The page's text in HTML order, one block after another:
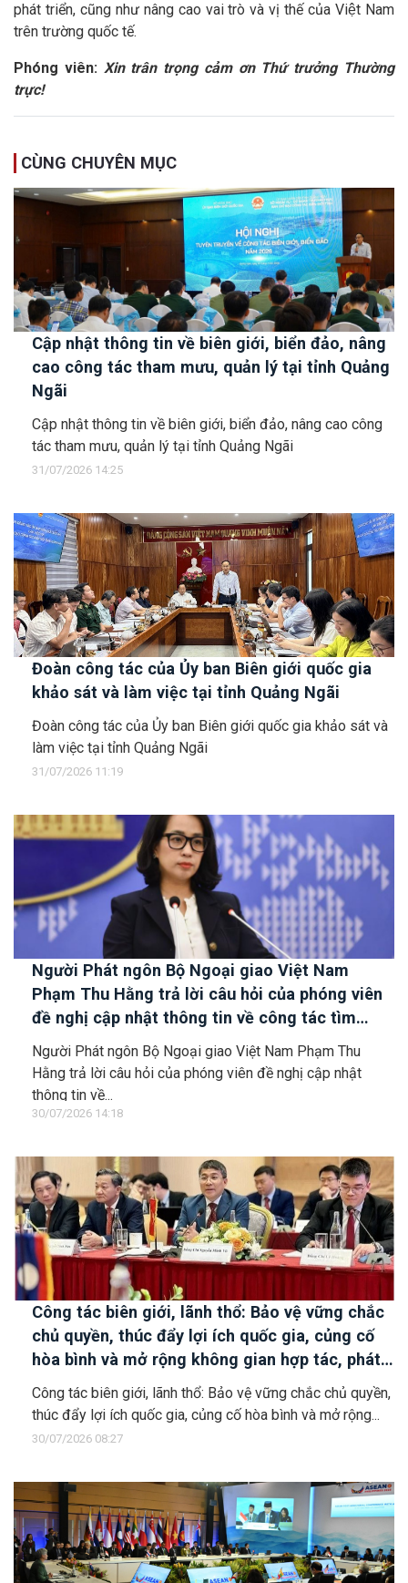
phát triển, cũng như nâng cao vai trò và vị thế của Việt Nam
trên trường quốc tế.
Phóng viên: Xin trân trọng cảm ơn Thứ trưởng Thường
trực!
CÙNG CHUYÊN MỤC
Cập nhật thông tin về biên giới, biển đảo, nâng
cao công tác tham mưu, quản lý tại tỉnh Quảng
Ngãi
Cập nhật thông tin về biên giới, biển đảo, nâng cao công
tác tham mưu, quản lý tại tỉnh Quảng Ngãi
31/07/2026 14:25
Đoàn công tác của Ủy ban Biên giới quốc gia
khảo sát và làm việc tại tỉnh Quảng Ngãi
Đoàn công tác của Ủy ban Biên giới quốc gia khảo sát và
làm việc tại tỉnh Quảng Ngãi
31/07/2026 11:19
Người Phát ngôn Bộ Ngoại giao Việt Nam
Phạm Thu Hằng trả lời câu hỏi của phóng viên
đề nghị cập nhật thông tin về công tác tìm
kiếm, cứu hộ các thuyền viên Việt Nam trên tàu
Khôi Nguyên 18
Người Phát ngôn Bộ Ngoại giao Việt Nam Phạm Thu
Hằng trả lời câu hỏi của phóng viên đề nghị cập nhật
thông tin về...
30/07/2026 14:18
Công tác biên giới, lãnh thổ: Bảo vệ vững chắc
chủ quyền, thúc đẩy lợi ích quốc gia, củng cố
hòa bình và mở rộng không gian hợp tác, phát
triển
Công tác biên giới, lãnh thổ: Bảo vệ vững chắc chủ quyền,
thúc đẩy lợi ích quốc gia, củng cố hòa bình và mở rộng...
30/07/2026 08:27